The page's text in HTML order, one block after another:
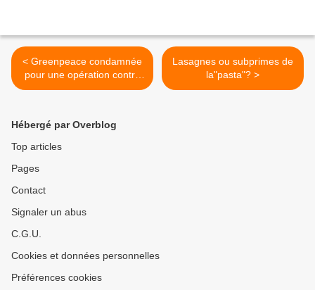
< Greenpeace condamnée
pour une opération contre
des thoniers de Sète en
Lasagnes ou subprimes de
la"pasta"? >
Hébergé par Overblog
Top articles
Pages
Contact
Signaler un abus
C.G.U.
Cookies et données personnelles
Préférences cookies